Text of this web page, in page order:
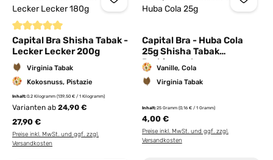
Durchschnittliche Bewertung von 5 von 5 Sternen
Capital Bra Shisha Tabak -
Lecker Lecker 200g
Virginia Tabak
Kokosnuss, Pistazie
Inhalt:0.2 Kilogramm (139,50 € / 1 Kilogramm)
Varianten ab 24,90 €
27,90 €
Preise inkl. MwSt. und ggf. zzgl.
Versandkosten
Capital Bra - Huba Cola
25g Shisha Tabak
Probierpackung
Vanille, Cola
Virginia Tabak
Inhalt:25 Gramm (0,16 € / 1 Gramm)
4,00 €
Preise inkl. MwSt. und ggf. zzgl.
Versandkosten